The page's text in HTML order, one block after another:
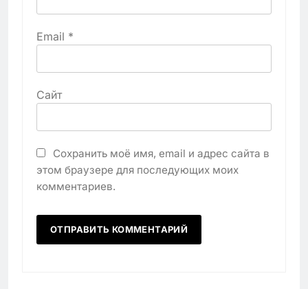
Email *
Сайт
Сохранить моё имя, email и адрес сайта в
этом браузере для последующих моих
комментариев.